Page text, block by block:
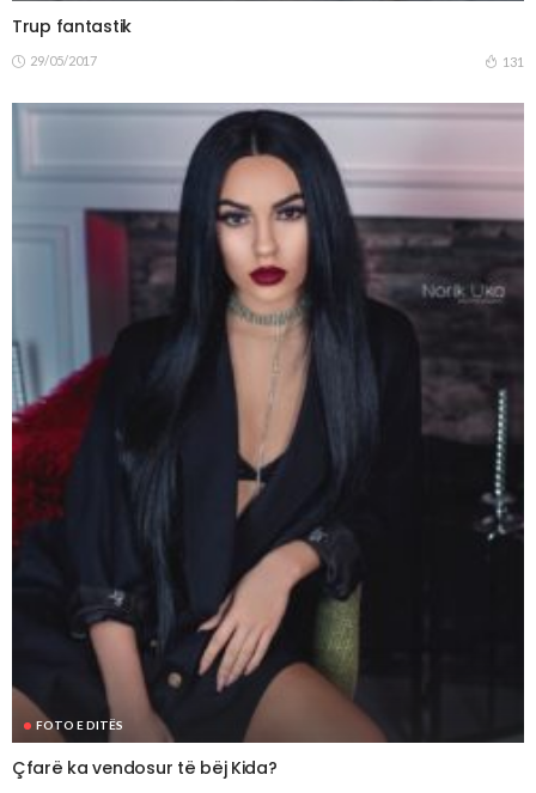
Trup fantastik
29/05/2017 131
FOTO E DITËS
Çfarë ka vendosur të bëj Kida?